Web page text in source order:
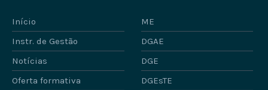
Início
ME
Instr. de Gestão
DGAE
Notícias
DGE
Oferta formativa
DGEsTE